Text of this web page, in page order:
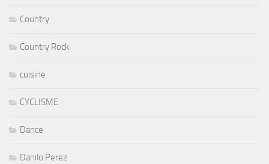
Country
Country Rock
cuisine
CYCLISME
Dance
Danilo Perez